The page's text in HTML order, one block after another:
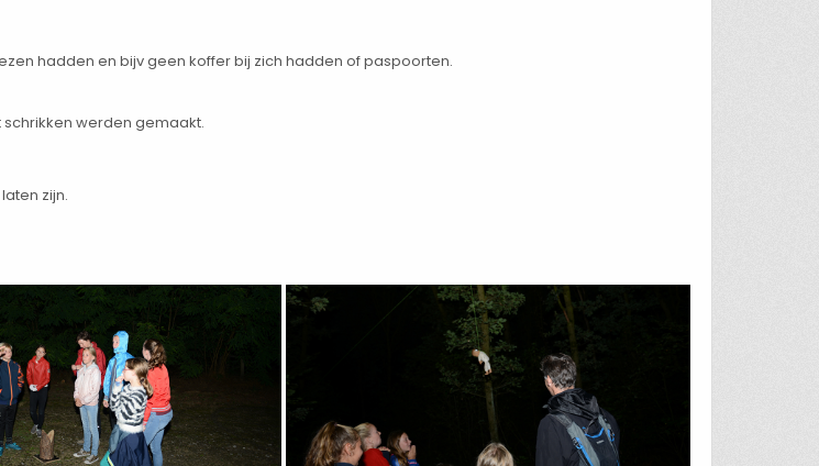
hadden en bijv geen koffer bij zich hadden of paspoorten.
werden gemaakt.
zijn.